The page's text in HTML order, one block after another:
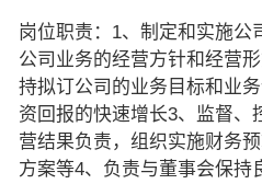
岗位职责：1、制定和实施公
公司业务的经营方针和经营
持拟订公司的业务目标和业
资回报的快速增长3、监督、
营结果负责，组织实施财务
方案等4、负责与董事会保持